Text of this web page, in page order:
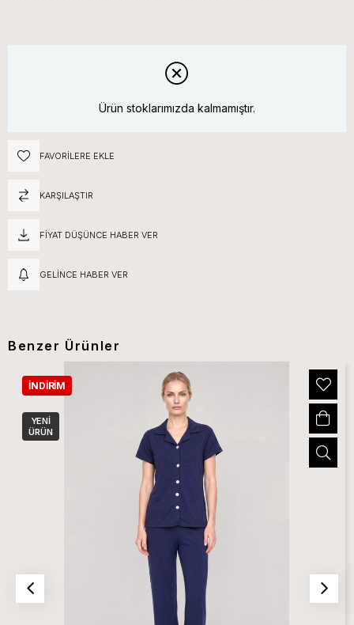
Ürün stoklarımızda kalmamıştır.
FAVORILERE EKLE
KARŞILAŞTIR
FIYAT DÜŞÜNCE HABER VER
GELINCE HABER VER
Benzer Ürünler
İNDIRIM
YENI
ÜRÜN